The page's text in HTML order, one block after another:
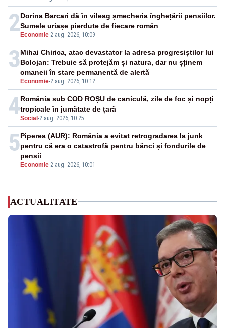
2 Economie-2 aug. 2026, 10:09
Dorina Barcari dă în vileag șmecheria înghețării pensiilor.
Sumele uriașe pierdute de fiecare român
3
Economie-2 aug. 2026, 10:12
Mihai Chirica, atac devastator la adresa progresiștilor lui
Bolojan: Trebuie să protejăm și natura, dar nu șținem
omaneii în stare permanentă de alertă
4Social -2 aug. 2026, 10:25
România sub COD ROȘU de caniculă, zile de foc și nopți
tropicale în jumătate de țară
5
Economie-2 aug. 2026, 10:01
Piperea (AUR): România a evitat retrogradarea la junk
pentru că era o catastrofă pentru bănci și fondurile de
pensii
ACTUALITATE